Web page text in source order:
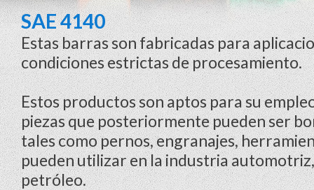
SAE 4140
Estas barras son fabricadas para
condiciones estrictas de procesamiento.
Estos productos son aptos para su
piezas que posteriormente pueden ser
tales como pernos, engranajes,
pueden utilizar en la industria
petróleo.